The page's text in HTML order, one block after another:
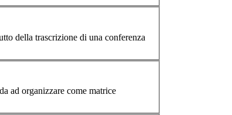
ad organizzare come matrice